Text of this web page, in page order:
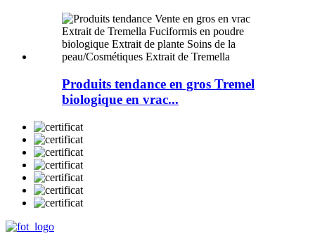
Produits tendance en gros Tremel
biologique en vrac...